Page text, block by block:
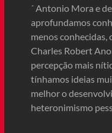
´ Antonio Mora e
aprofundamos
menos conhecidas,
Charles Robert
percepção mais
tínhamos ideias
melhor o
heteronimismo